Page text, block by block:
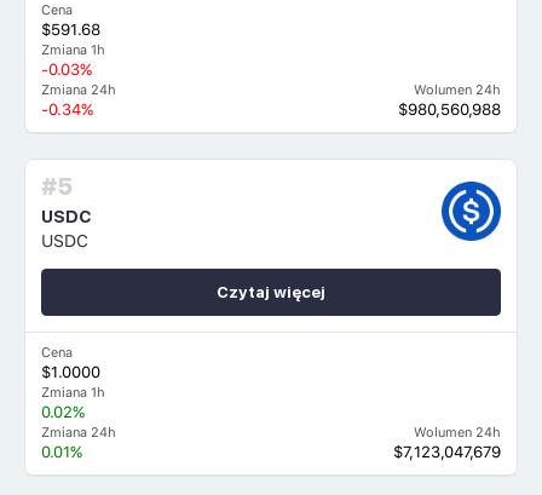
Cena
$591.68
Zmiana 1h
-0.03%
Zmiana 24h
-0.34%
Wolumen 24h
$980,560,988
#5
USDC
USDC
Cena
$1.0000
Zmiana 1h
0.02%
Zmiana 24h
0.01%
Wolumen 24h
$7,123,047,679
Czytaj więcej